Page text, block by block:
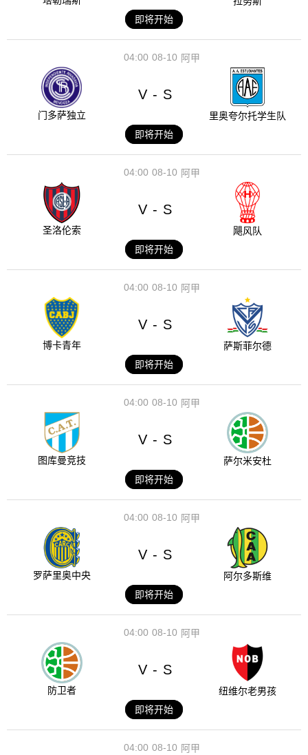
即将开始
08-10
04:00 阿甲
门多萨独立
V - S
里奥夸尔托学生队
即将开始
08-10
04:00 阿甲
圣洛伦索
V - S
飓风队
即将开始
08-10
04:00 阿甲
博卡青年
V - S
萨斯菲尔德
即将开始
08-10
04:00 阿甲
图库曼竞技
V - S
萨尔米安杜
即将开始
08-10
04:00 阿甲
罗萨里奥中央
V - S
阿尔多斯维
即将开始
08-10
04:00 阿甲
防卫者
V - S
纽维尔老男孩
即将开始
08-10
04:00 阿甲